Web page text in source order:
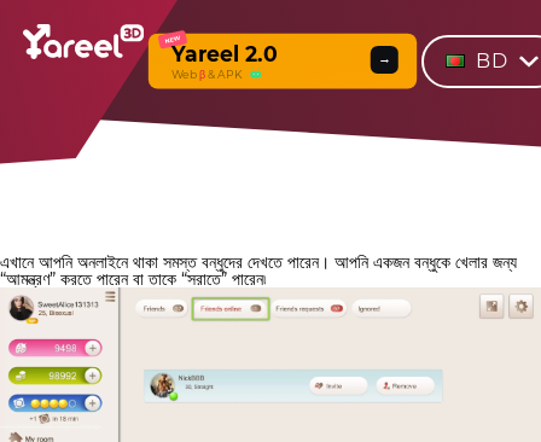
NEW
Yareel 2.0
Webβ & APK
→ BD
এখানে আপনি অনলাইনে থাকা সমস্ত বন্ধুদের দেখতে পারেন। আপনি একজন বন্ধুকে খেলার জন্য
“আমন্ত্রণ” করতে পারেন বা তাকে “সরাতে” পারেন৷